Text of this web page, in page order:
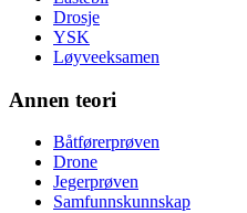
Drosje
YSK
Løyveeksamen
Annen teori
Båtførerprøven
Drone
Jegerprøven
Samfunnskunnskap